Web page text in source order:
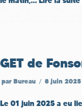
GET de
par Bureau 8 juin 2025
Le 01 juin 2025 a eu